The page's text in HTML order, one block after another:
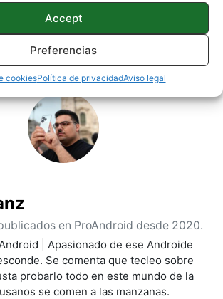
Accept
Preferencias
cookiesPolítica de privacidadAviso legal
en ProAndroid desde 2020.
| Apasionado de ese Androide
Se comenta que tecleo sobre
probarlo todo en este mundo de la
se comen a las manzanas.